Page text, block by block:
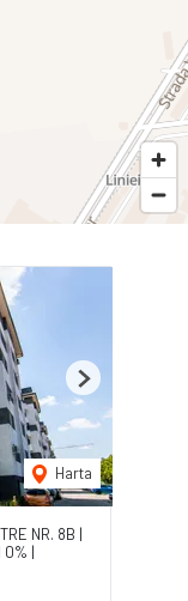
Harta
Next
NR. 8B |
0% |